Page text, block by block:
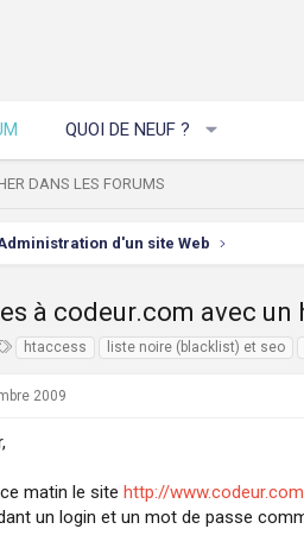
QUOI DE NEUF ?
DANS LES FORUMS
d'un site Web
à codeur.com avec
g
htaccess liste noire (blacklist) et seo
2009
matin le site http://www.codeur.com
un login et un mot de passe